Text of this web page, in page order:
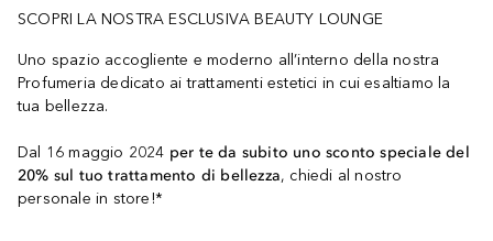
SCOPRI LA NOSTRA ESCLUSIVA BEAUTY LOUNGE
Uno spazio accogliente e moderno all’interno della nostra
Profumeria dedicato ai trattamenti estetici in cui esaltiamo la
tua bellezza.
Dal 16 maggio 2024 per te da subito uno sconto speciale del
20% sul tuo trattamento di bellezza, chiedi al nostro
personale in store!*